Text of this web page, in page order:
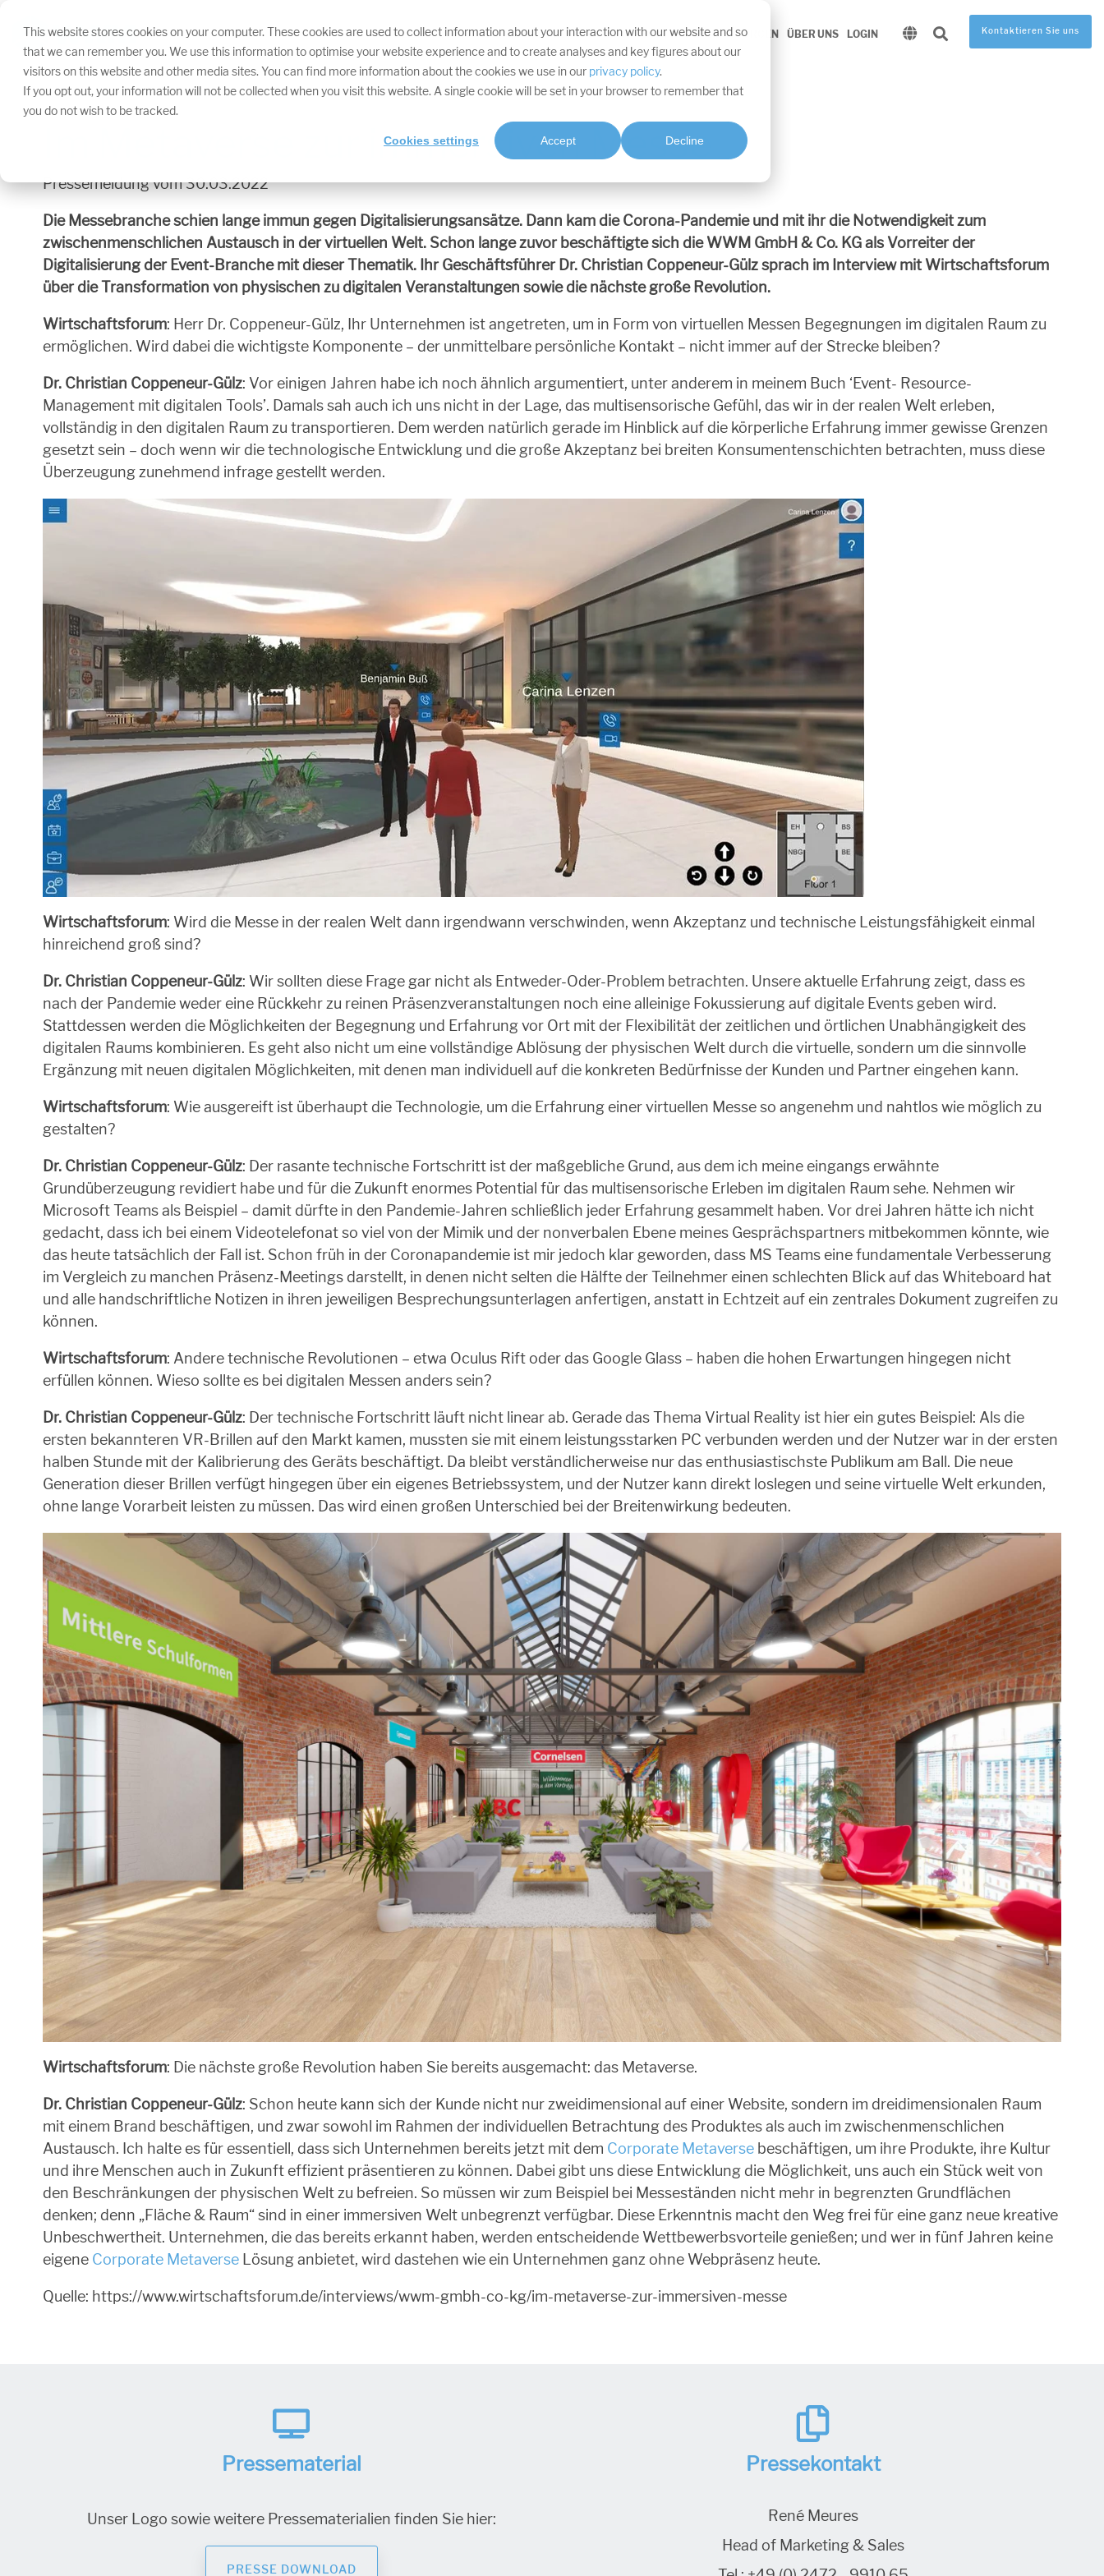
This website stores cookies on your computer. These cookies are used to collect information about your interaction with our website and so
that we can remember you. We use this information to optimise your website experience and to create analyses and key figures about our
visitors on this website and other media sites. You can find more information about the cookies we use in our privacy policy.
If you opt out, your information will not be collected when you visit this website. A single cookie will be set in your browser to remember that
you do not wish to be tracked.
Cookies settings Accept Decline
überspringen.
IHRE ZIELE DIVISIONEN LEISTUNGEN PROJEKTE SOFTWARE RESSOURCEN ÜBER UNS LOGIN Kontaktieren Sie uns
Im Metaverse zur immersiven Messe
Pressemeldung vom 30.03.2022
Die Messebranche schien lange immun gegen Digitalisierungsansätze. Dann kam die Corona-Pandemie und mit ihr die Notwendigkeit zum
zwischenmenschlichen Austausch in der virtuellen Welt. Schon lange zuvor beschäftigte sich die WWM GmbH & Co. KG als Vorreiter der
Digitalisierung der Event-Branche mit dieser Thematik. Ihr Geschäftsführer Dr. Christian Coppeneur-Gülz sprach im Interview mit Wirtschaftsforum
über die Transformation von physischen zu digitalen Veranstaltungen sowie die nächste große Revolution.
Wirtschaftsforum: Herr Dr. Coppeneur-Gülz, Ihr Unternehmen ist angetreten, um in Form von virtuellen Messen Begegnungen im digitalen Raum zu
ermöglichen. Wird dabei die wichtigste Komponente – der unmittelbare persönliche Kontakt – nicht immer auf der Strecke bleiben?
Dr. Christian Coppeneur-Gülz: Vor einigen Jahren habe ich noch ähnlich argumentiert, unter anderem in meinem Buch ‘Event- Resource-
Management mit digitalen Tools’. Damals sah auch ich uns nicht in der Lage, das multisensorische Gefühl, das wir in der realen Welt erleben,
vollständig in den digitalen Raum zu transportieren. Dem werden natürlich gerade im Hinblick auf die körperliche Erfahrung immer gewisse Grenzen
gesetzt sein – doch wenn wir die technologische Entwicklung und die große Akzeptanz bei breiten Konsumentenschichten betrachten, muss diese
Überzeugung zunehmend infrage gestellt werden.
Wirtschaftsforum: Wird die Messe in der realen Welt dann irgendwann verschwinden, wenn Akzeptanz und technische Leistungsfähigkeit einmal
hinreichend groß sind?
Dr. Christian Coppeneur-Gülz: Wir sollten diese Frage gar nicht als Entweder-Oder-Problem betrachten. Unsere aktuelle Erfahrung zeigt, dass es
nach der Pandemie weder eine Rückkehr zu reinen Präsenzveranstaltungen noch eine alleinige Fokussierung auf digitale Events geben wird.
Stattdessen werden die Möglichkeiten der Begegnung und Erfahrung vor Ort mit der Flexibilität der zeitlichen und örtlichen Unabhängigkeit des
digitalen Raums kombinieren. Es geht also nicht um eine vollständige Ablösung der physischen Welt durch die virtuelle, sondern um die sinnvolle
Ergänzung mit neuen digitalen Möglichkeiten, mit denen man individuell auf die konkreten Bedürfnisse der Kunden und Partner eingehen kann.
Wirtschaftsforum: Wie ausgereift ist überhaupt die Technologie, um die Erfahrung einer virtuellen Messe so angenehm und nahtlos wie möglich zu
gestalten?
Dr. Christian Coppeneur-Gülz: Der rasante technische Fortschritt ist der maßgebliche Grund, aus dem ich meine eingangs erwähnte
Grundüberzeugung revidiert habe und für die Zukunft enormes Potential für das multisensorische Erleben im digitalen Raum sehe. Nehmen wir
Microsoft Teams als Beispiel – damit dürfte in den Pandemie-Jahren schließlich jeder Erfahrung gesammelt haben. Vor drei Jahren hätte ich nicht
gedacht, dass ich bei einem Videotelefonat so viel von der Mimik und der nonverbalen Ebene meines Gesprächspartners mitbekommen könnte, wie
das heute tatsächlich der Fall ist. Schon früh in der Coronapandemie ist mir jedoch klar geworden, dass MS Teams eine fundamentale Verbesserung
im Vergleich zu manchen Präsenz-Meetings darstellt, in denen nicht selten die Hälfte der Teilnehmer einen schlechten Blick auf das Whiteboard hat
und alle handschriftliche Notizen in ihren jeweiligen Besprechungsunterlagen anfertigen, anstatt in Echtzeit auf ein zentrales Dokument zugreifen zu
können.
Wirtschaftsforum: Andere technische Revolutionen – etwa Oculus Rift oder das Google Glass – haben die hohen Erwartungen hingegen nicht
erfüllen können. Wieso sollte es bei digitalen Messen anders sein?
Dr. Christian Coppeneur-Gülz: Der technische Fortschritt läuft nicht linear ab. Gerade das Thema Virtual Reality ist hier ein gutes Beispiel: Als die
ersten bekannteren VR-Brillen auf den Markt kamen, mussten sie mit einem leistungsstarken PC verbunden werden und der Nutzer war in der ersten
halben Stunde mit der Kalibrierung des Geräts beschäftigt. Da bleibt verständlicherweise nur das enthusiastischste Publikum am Ball. Die neue
Generation dieser Brillen verfügt hingegen über ein eigenes Betriebssystem, und der Nutzer kann direkt loslegen und seine virtuelle Welt erkunden,
ohne lange Vorarbeit leisten zu müssen. Das wird einen großen Unterschied bei der Breitenwirkung bedeuten.
Wirtschaftsforum: Die nächste große Revolution haben Sie bereits ausgemacht: das Metaverse.
Dr. Christian Coppeneur-Gülz: Schon heute kann sich der Kunde nicht nur zweidimensional auf einer Website, sondern im dreidimensionalen Raum
mit einem Brand beschäftigen, und zwar sowohl im Rahmen der individuellen Betrachtung des Produktes als auch im zwischenmenschlichen
Austausch. Ich halte es für essentiell, dass sich Unternehmen bereits jetzt mit dem Corporate Metaverse beschäftigen, um ihre Produkte, ihre Kultur
und ihre Menschen auch in Zukunft effizient präsentieren zu können. Dabei gibt uns diese Entwicklung die Möglichkeit, uns auch ein Stück weit von
den Beschränkungen der physischen Welt zu befreien. So müssen wir zum Beispiel bei Messeständen nicht mehr in begrenzten Grundflächen
denken; denn „Fläche & Raum“ sind in einer immersiven Welt unbegrenzt verfügbar. Diese Erkenntnis macht den Weg frei für eine ganz neue kreative
Unbeschwertheit. Unternehmen, die das bereits erkannt haben, werden entscheidende Wettbewerbsvorteile genießen; und wer in fünf Jahren keine
eigene Corporate Metaverse Lösung anbietet, wird dastehen wie ein Unternehmen ganz ohne Webpräsenz heute.
Quelle: https://www.wirtschaftsforum.de/interviews/wwm-gmbh-co-kg/im-metaverse-zur-immersiven-messe
Pressematerial
Unser Logo sowie weitere Pressematerialien finden Sie hier:
PRESSE DOWNLOAD
Pressekontakt
René Meures
Head of Marketing & Sales